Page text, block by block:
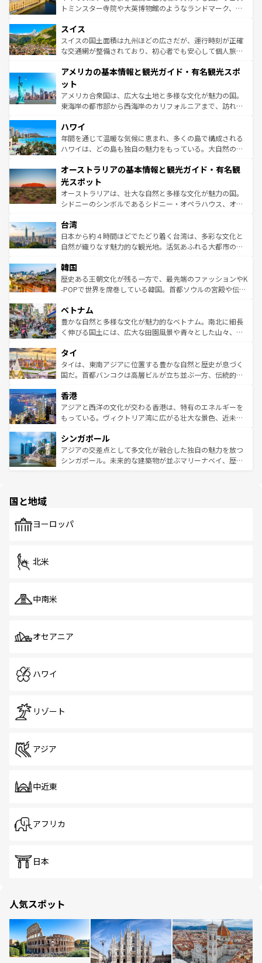
も豊かな歴史と文化が息づいている。パリ以外の個性あふ
を参照してほしい。
してライン川沿いのワイン畑といった風景は必見。ビール
は、お酒好きな人にはぜひ体験してほしい。 なお、新着の
ドイツ情報はコンテンツ一覧を参照してほしい。
トミンスター寺院や大英博物館のようなランドマーク、歴
リアごとに異なる魅力がある。また、優雅なアフタヌーン
ティー、ビール好きにはたまらない英国パブ、サッカー観
戦など、本場だからこそできる体験も豊富。イギリスを旅
ンツ一覧を参照してほしい。
スイス
スイスの国土面積は九州ほどの広さだが、運行時刻が正確
な交通網が整備されており、初心者でも安心して個人旅行
の建物がそのまま残る町や、スイスならではのユニークな
博物館もあり、アルプス観光だけでなく町歩きも満喫する
ことができる。国民の所得が高いため物価も高いが、旅行
者向けの交通パス提供のサービスもあり、うまく活用すれ
着のスイス情報は
アメリカの基本情報と観光ガイド・有名観光スポ
ット
アメリカ合衆国は、広大な土地と多様な文化が魅力の国。
東海岸の都市部から西海岸のカリフォルニアまで、訪れる
のような巨大都市は、観光、ショッピング、エンターテイ
ンメントが詰まった刺激的なスポットだ。一方、アメリカ
西部には大自然が広がり、グランドキャニオンやイエロー
部のニューオーリンズでは、音楽と美食が融合した独特の
文化が魅力。旅行者はアメリカの各地域で異なる魅力を楽
しみながら、その多様性と豊かな歴史を感じることができ
るだろう。車でのロードトリップや列車の旅も、アメリカ
情報は
ハワイ
年間を通じて温暖な気候に恵まれ、多くの島で構成される
ハワイは、どの島も独自の魅力をもっている。大自然の神
ワイ島は見逃せない。また、定番の観光地といえばオアフ
島だが、静かな自然を求めるならマウイ島やカウアイ島が
おすすめ。エメラルドグリーンに輝く海をはじめ、豊かな
文化や歴史が息づいている。「アロハスピリット」と呼ば
人々、おいしいローカルフードやハワイアンミュージッ
ク、伝統的なフラダンスなど、すべてがハワイの魅力を彩
っている。訪れるたびに新しい発見と感動が待っているハ
はコンテンツ一覧
オーストラリアの基本情報と観光ガイド・有名観
光スポット
オーストラリアは、壮大な自然と多様な文化が魅力の国。
シドニーのシンボルであるシドニー・オペラハウス、オー
リアリーフや大陸中央部にそびえるウルル（エアーズロッ
ク）、タスマニアの美しい原生林やケアンズの熱帯雨林な
ど、見どころがたくさん。また、カフェやワイン、オージ
いる。アクティビティも充実しており、サーフィンやダイ
ビング、ハイキングなど、アウトドア好きにはたまらな
い。オーストラリアの多彩な魅力を存分に味わいつくそ
参照してほしい。
台湾
日本から約４時間ほどでたどり着く台湾は、多彩な文化と
自然が織りなす魅力的な観光地。活気あふれる大都市の台
ン）、静ひつな山岳地帯である台湾東部など、都市の喧騒
と山間の静けさが共存しており、訪れる人に新しい発見と
驚きをもたらしてくれる。また、奥深い台湾の食文化も魅
容にもいいと評判のスイーツなど、バラエティ豊かな料理
が味わえる。 なお、新着の台湾情報は コンテンツ一覧を参
照してほしい。
韓国
歴史ある王朝文化が残る一方で、最先端のファッションやK
-POPで世界を席巻している韓国。首都ソウルの宮殿や伝統
き、地方に足を延ばせば四季折々の自然美を楽しむことが
できる。そして、キムチや焼肉、絶品のストリートフード
まで、さまざまな韓国料理が待っている。夜には、韓国な
リティに包まれながら、韓国の多彩な魅力を心ゆくまで味
わってみてほしい。 なお、新着の韓国情報はコンテンツ一
覧を参照してほしい。
ベトナム
豊かな自然と多様な文化が魅力的なベトナム。南北に細長
く伸びる国土には、広大な田園風景や青々とした山々、世
急速な発展と共に伝統が息づく。ハノイの古い町並みやホ
ーチミン市のフランス統治時代の建物も、独特の雰囲気を
醸し出している。また、バラエティの豊かさとおいしさで
とつ。フォーやバインミー、ベトナムコーヒーなどは、ぜ
ひ現地で味わいたい。どの地域を訪れてもあたたかい人々
が旅行者を迎えてくれるので、きっと忘れられない旅にな
参照してほしい。
タイ
タイは、東南アジアに位置する豊かな自然と歴史が息づく
国だ。首都バンコクは高層ビルが立ち並ぶ一方、伝統的な
の活気が交差している。北部ではチェンマイなどの山岳地
帯で自然と触れ合い、南部ではプーケットやクラビの美し
いビーチでリゾート気分を楽しむことができる。タイ料理
激する。気候は一年中温暖で、どの季節にも異なる楽しみ
が待っている。親しみやすいタイの人々、仏教を中心とし
た文化、そして多様な観光資源が、訪れる旅人を魅了し続
香港
アジアと西洋の文化が交わる香港は、特有のエネルギーを
もっている。ヴィクトリア湾に広がる壮大な景色、近未来
み、どこを訪れても感動するはず。観光スポットが密集し
ており、効率よく見どころを回れるのも魅力。息をのむよ
うな絶景から文化的な体験まで、香港を存分に楽しみ尽く
シンガポール
アジアの交差点として多文化が融合した独自の魅力を放つ
シンガポール。未来的な建築物が並ぶマリーナベイ、歴史
で、ホーカーズは地元の風情を楽しめる外せないスポット
国と地域
ヨーロッパ
北米
中南米
オセアニア
ハワイ
リゾート
アジア
中近東
アフリカ
日本
人気スポット